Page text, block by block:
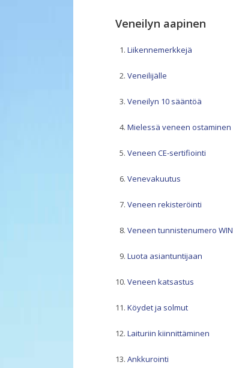
Veneilyn aapinen
Liikennemerkkejä
Veneilijälle
Veneilyn 10 sääntöä
Mielessä veneen ostaminen
Veneen CE-sertifiointi
Venevakuutus
Veneen rekisteröinti
Veneen tunnistenumero WIN
Luota asiantuntijaan
Veneen katsastus
Köydet ja solmut
Laituriin kiinnittäminen
Ankkurointi